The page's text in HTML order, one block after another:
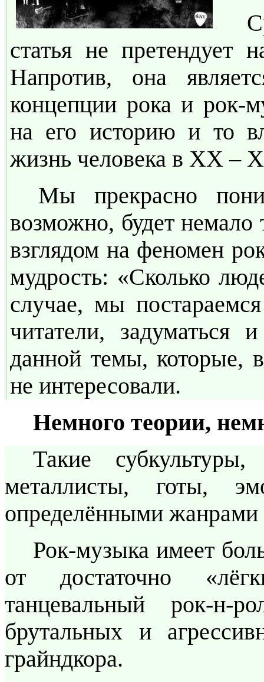
статья не претендует
Напротив, она
концепции рока и рок-
на его историю и то
жизнь человека в ХХ –
Мы прекрасно
возможно, будет немало
взглядом на феномен
мудрость: «Сколько
случае, мы
читатели, задуматься
данной темы, которые,
не интересовали.
Немного теории,
Такие
металлисты, готы,
определёнными
Рок-музыка имеет
от достаточно
танцевальный рок-н-
брутальных и
грайндкора.